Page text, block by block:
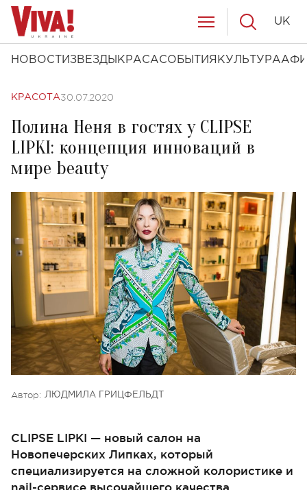
НОВОСТИ ЗВЕЗДЫ КРАСАСОБЫТИЯ КУЛЬТУРА
UK
КРАСОТА30.07.2020
Полина Неня в гостях у CLIPSE
LIPKI: концепция инноваций в
мире beauty
Автор: ЛЮДМИЛА ГРИЦФЕЛЬДТ
CLIPSE LIPKI — новый салон на
Новопечерских Липках, который
специализируется на сложной колористике и
nail-сервисе высочайшего качества.